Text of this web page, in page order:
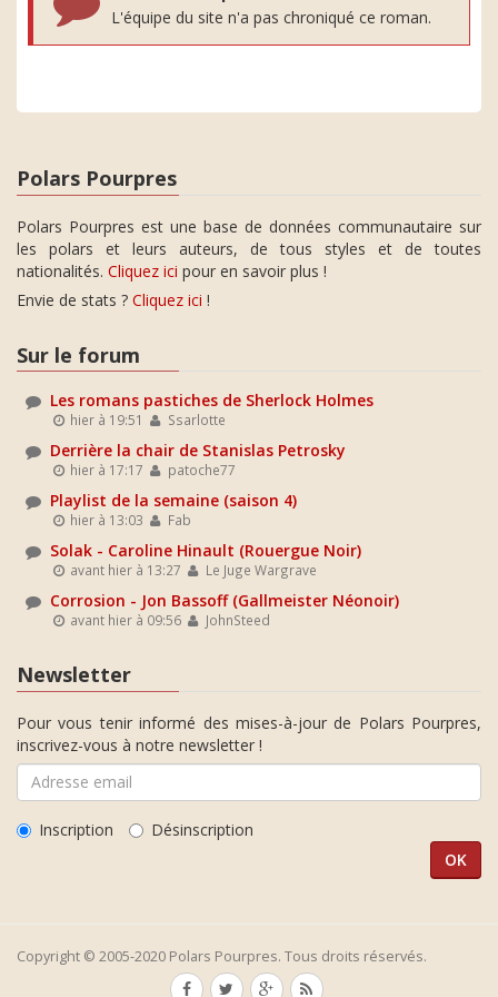
L'équipe du site n'a pas chroniqué ce roman.
Polars Pourpres
Polars Pourpres est une base de données communautaire sur
les polars et leurs auteurs, de tous styles et de toutes
nationalités. Cliquez ici pour en savoir plus !
Envie de stats ? Cliquez ici !
Sur le forum
Les romans pastiches de Sherlock Holmes
hier à 19:51 Ssarlotte
Derrière la chair de Stanislas Petrosky
hier à 17:17 patoche77
Playlist de la semaine (saison 4)
hier à 13:03 Fab
Solak - Caroline Hinault (Rouergue Noir)
avant hier à 13:27 Le Juge Wargrave
Corrosion - Jon Bassoff (Gallmeister Néonoir)
avant hier à 09:56 JohnSteed
Newsletter
Pour vous tenir informé des mises-à-jour de Polars Pourpres,
inscrivez-vous à notre newsletter !
Inscription Désinscription
Copyright © 2005-2020 Polars Pourpres. Tous droits réservés.